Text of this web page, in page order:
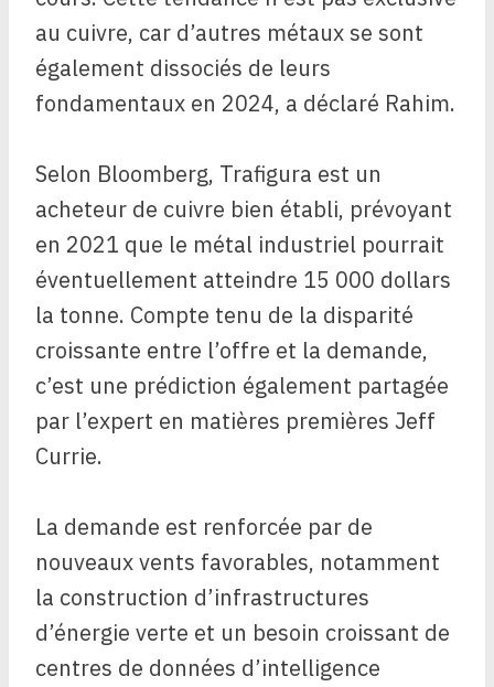
au cuivre, car d’autres métaux se sont
également dissociés de leurs
fondamentaux en 2024, a déclaré Rahim.
Selon Bloomberg, Trafigura est un
acheteur de cuivre bien établi, prévoyant
en 2021 que le métal industriel pourrait
éventuellement atteindre 15 000 dollars
la tonne. Compte tenu de la disparité
croissante entre l’offre et la demande,
c’est une prédiction également partagée
par l’expert en matières premières Jeff
Currie.
La demande est renforcée par de
nouveaux vents favorables, notamment
la construction d’infrastructures
d’énergie verte et un besoin croissant de
centres de données d’intelligence